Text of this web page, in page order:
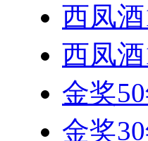
西凤
西凤
金奖50
金奖30